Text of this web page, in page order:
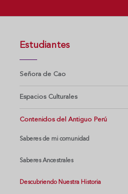
Estudiantes
Señora de Cao
Espacios Culturales
Contenidos del Antiguo Perú
Saberes de mi comunidad
Saberes Ancestrales
Descubriendo Nuestra Historia